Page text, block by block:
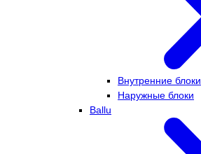
Внутренние блоки
Наружные блоки
Ballu